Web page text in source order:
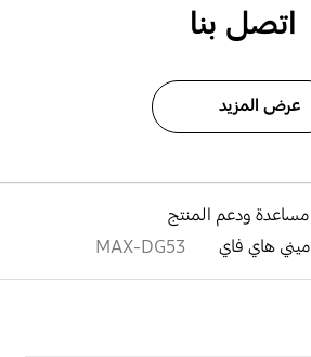
اتصل بنا
عرض المزيد
مساعدة ودعم المنتج
ميني هاي فاي MAX-DG53